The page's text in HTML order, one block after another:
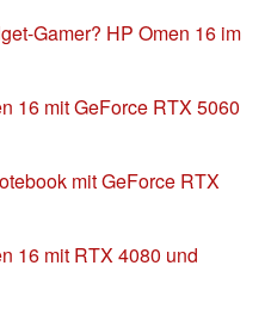
Gamer? HP Omen 16 im
16 mit GeForce RTX 5060
mit GeForce RTX
16 mit RTX 4080 und